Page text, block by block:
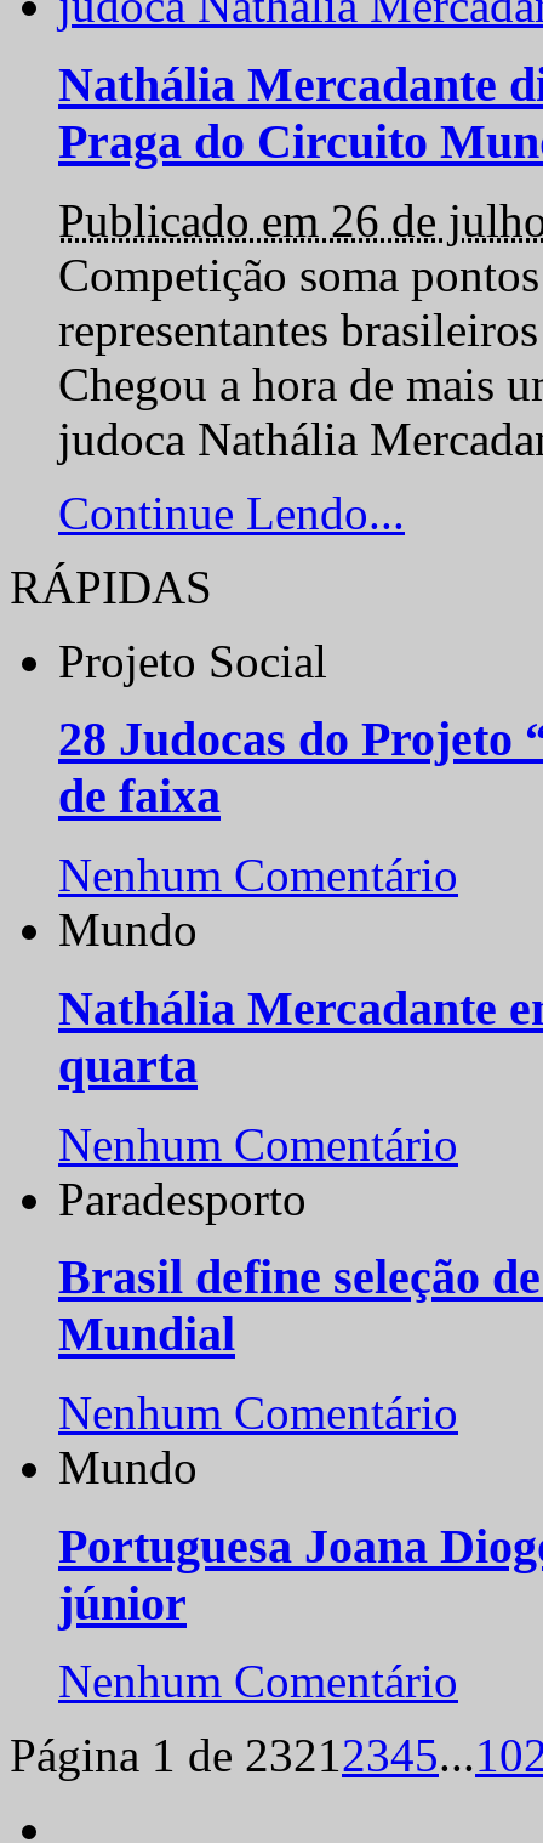
Nathália Mercadante
Praga do Circuito
Publicado em 26 de
Competição soma
representantes
Chegou a hora de mais
judoca Nathália
Continue Lendo...
RÁPIDAS
Projeto Social
28 Judocas do
de faixa
Nenhum Comentário
Mundo
Nathália Mercadante
quarta
Nenhum Comentário
Paradesporto
Brasil define seleção
Mundial
Nenhum Comentário
Mundo
Portuguesa Joana
júnior
Nenhum Comentário
Página 1 de 23212345...10